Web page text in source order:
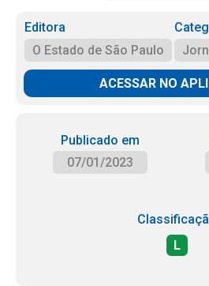
Editora
O Estado de São Paulo
ACESSAR NO
Publicado em
07/01/2023
L